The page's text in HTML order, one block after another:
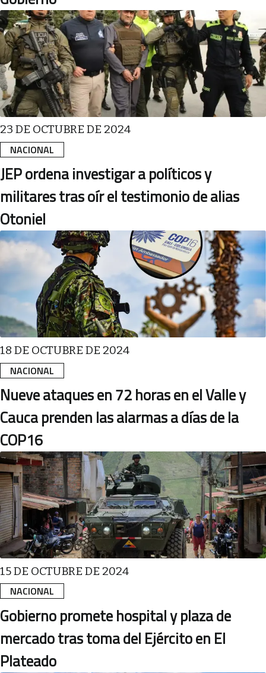
NACIONAL
23 DE OCTUBRE DE 2024
JEP ordena investigar a políticos y
militares tras oír el testimonio de alias
Otoniel
NACIONAL
18 DE OCTUBRE DE 2024
Nueve ataques en 72 horas en el Valle y
Cauca prenden las alarmas a días de la
COP16
NACIONAL
15 DE OCTUBRE DE 2024
Gobierno promete hospital y plaza de
mercado tras toma del Ejército en El
Plateado